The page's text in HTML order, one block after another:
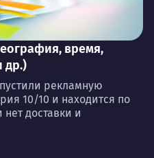
время,
др.)
рекламную
10/10 и находится по
доставки и